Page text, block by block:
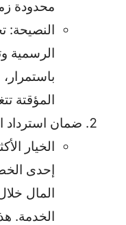
محدودة
الرسمية
المؤقتة
ضمان استرداد
الخيار
إحدى
الخدمة.